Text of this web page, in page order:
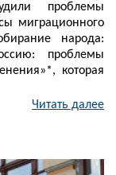
проблемы
миграционного
народа:
проблемы
которая
Читать далее